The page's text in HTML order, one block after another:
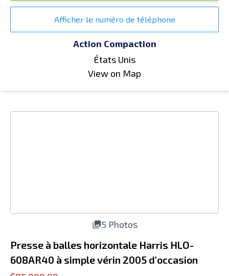
Afficher le numéro de téléphone
Action Compaction
États Unis
View on Map
5 Photos
Presse à balles horizontale Harris HLO-
608AR40 à simple vérin 2005 d'occasion